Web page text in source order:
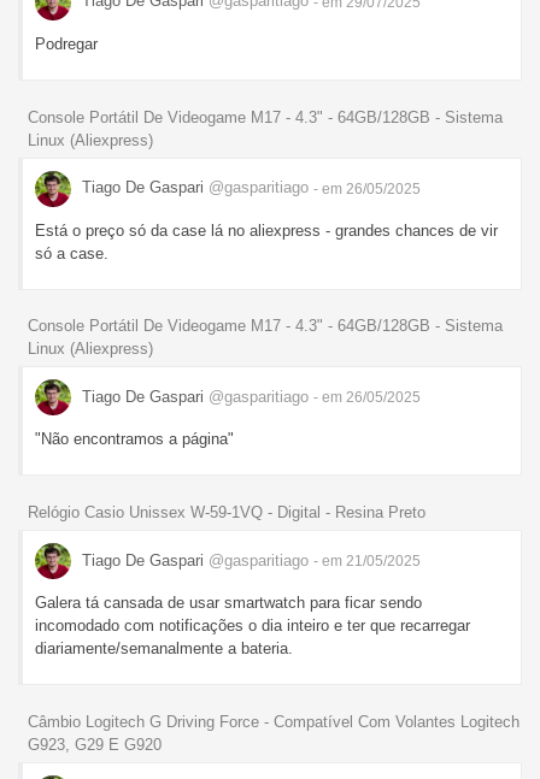
Podregar
Console Portátil De Videogame M17 - 4.3" - 64GB/128GB - Sistema
Linux (Aliexpress)
Tiago De Gaspari @gasparitiago - em 26/05/2025
Está o preço só da case lá no aliexpress - grandes chances de vir
só a case.
Console Portátil De Videogame M17 - 4.3" - 64GB/128GB - Sistema
Linux (Aliexpress)
Tiago De Gaspari @gasparitiago - em 26/05/2025
"Não encontramos a página"
Relógio Casio Unissex W-59-1VQ - Digital - Resina Preto
Tiago De Gaspari @gasparitiago - em 21/05/2025
Galera tá cansada de usar smartwatch para ficar sendo
incomodado com notificações o dia inteiro e ter que recarregar
diariamente/semanalmente a bateria.
Câmbio Logitech G Driving Force - Compatível Com Volantes Logitech
G923, G29 E G920